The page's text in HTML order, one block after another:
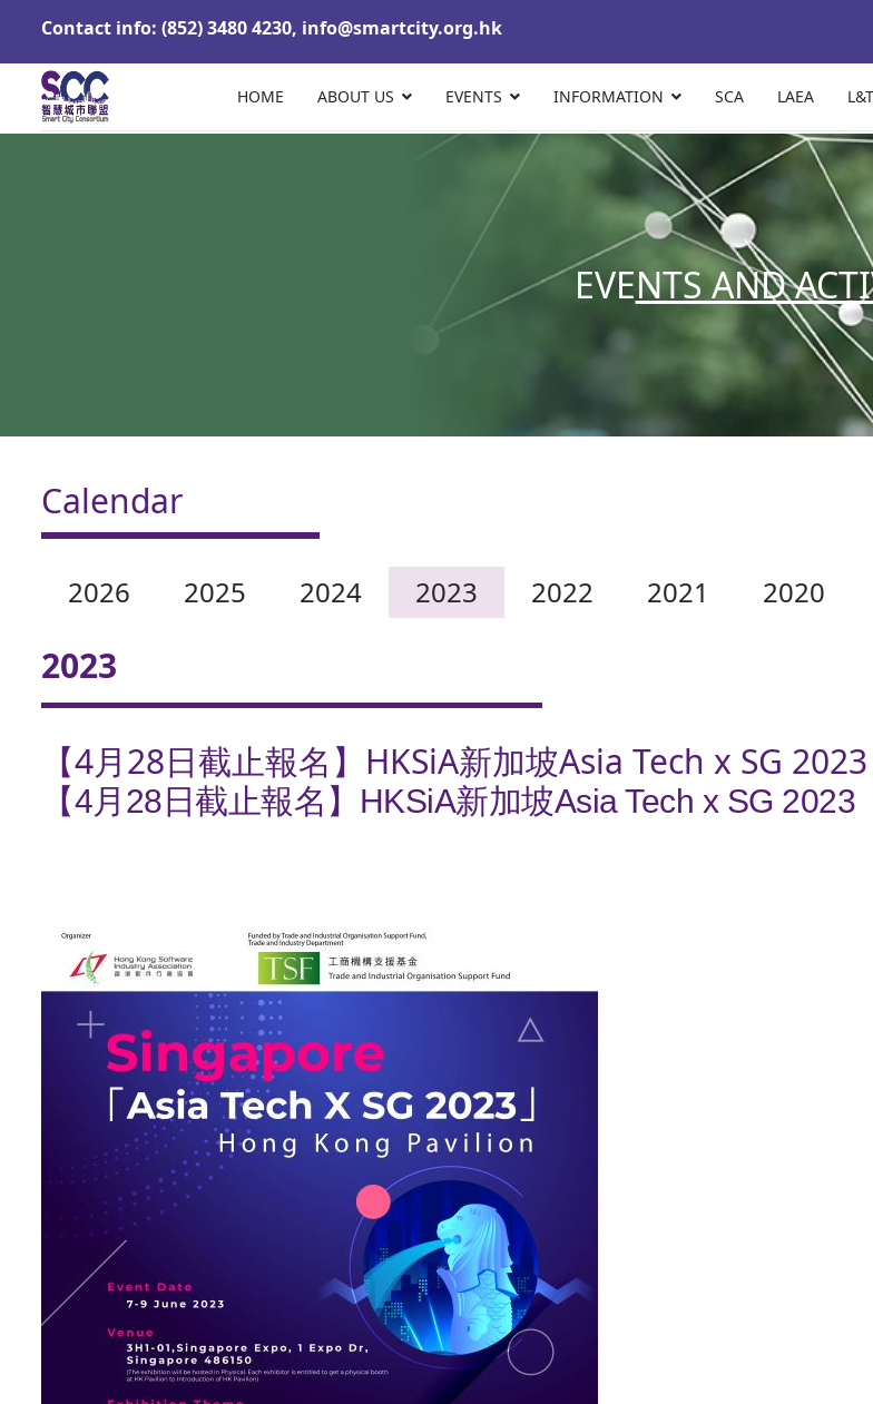
Contact info: (852) 3480 4230, info@smartcity.org.hk
HOME ABOUT US EVENTS INFORMATION SCA LAEA
EVENTS AND
Calendar
2026 2025 2024 2023 2022 2021 2020
2023
【4月28日截止報名】HKSiA新加坡Asia Tech x SG 2023
【4月28日截止報名】HKSiA新加坡Asia Tech x SG 2023